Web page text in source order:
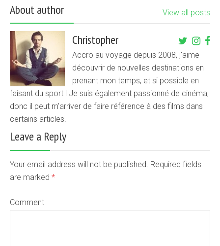
About author View all posts
Christopher
Accro au voyage depuis 2008, j'aime
découvrir de nouvelles destinations en
prenant mon temps, et si possible en
faisant du sport ! Je suis également passionné de cinéma,
donc il peut m'arriver de faire référence à des films dans
certains articles.
Leave a Reply
Your email address will not be published. Required fields
are marked *
Comment